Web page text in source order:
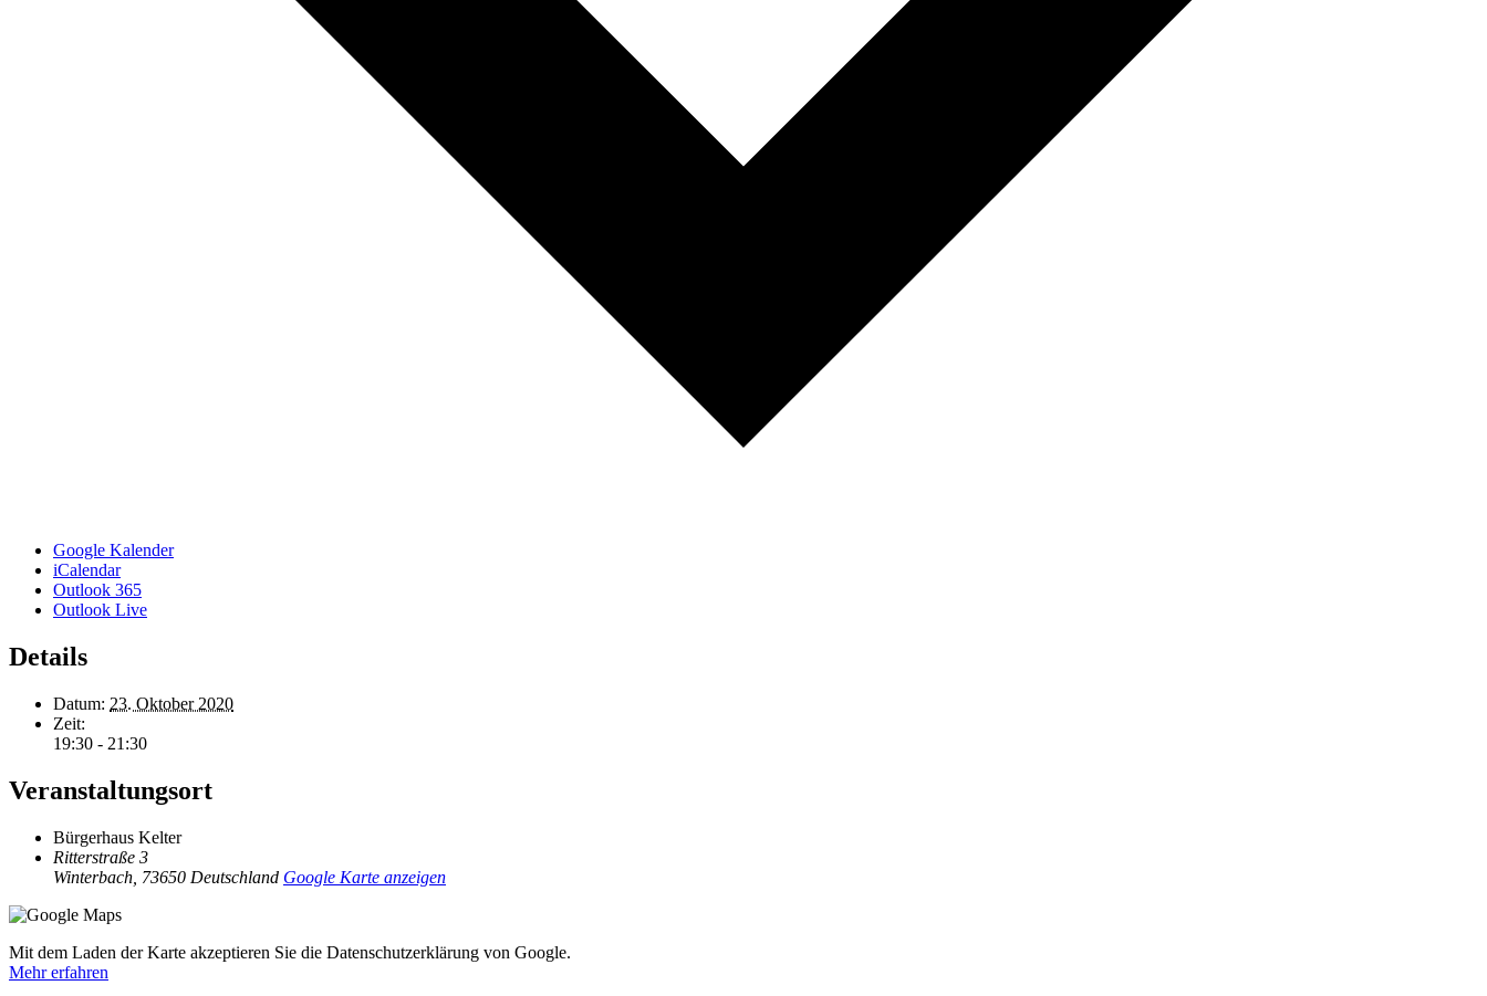
Google Kalender
iCalendar
Outlook 365
Outlook Live
Details
Datum: 23. Oktober 2020
Zeit:
19:30 - 21:30
Veranstaltungsort
Bürgerhaus Kelter
Ritterstraße 3
Winterbach 73650 Deutschland Google Karte anzeigen
Mit dem Laden der Karte akzeptieren Sie die Datenschutzerklärung von Google.
Mehr erfahren